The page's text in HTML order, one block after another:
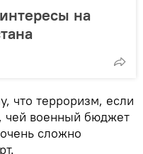
на
что терроризм, если
чей военный бюджет
сложно